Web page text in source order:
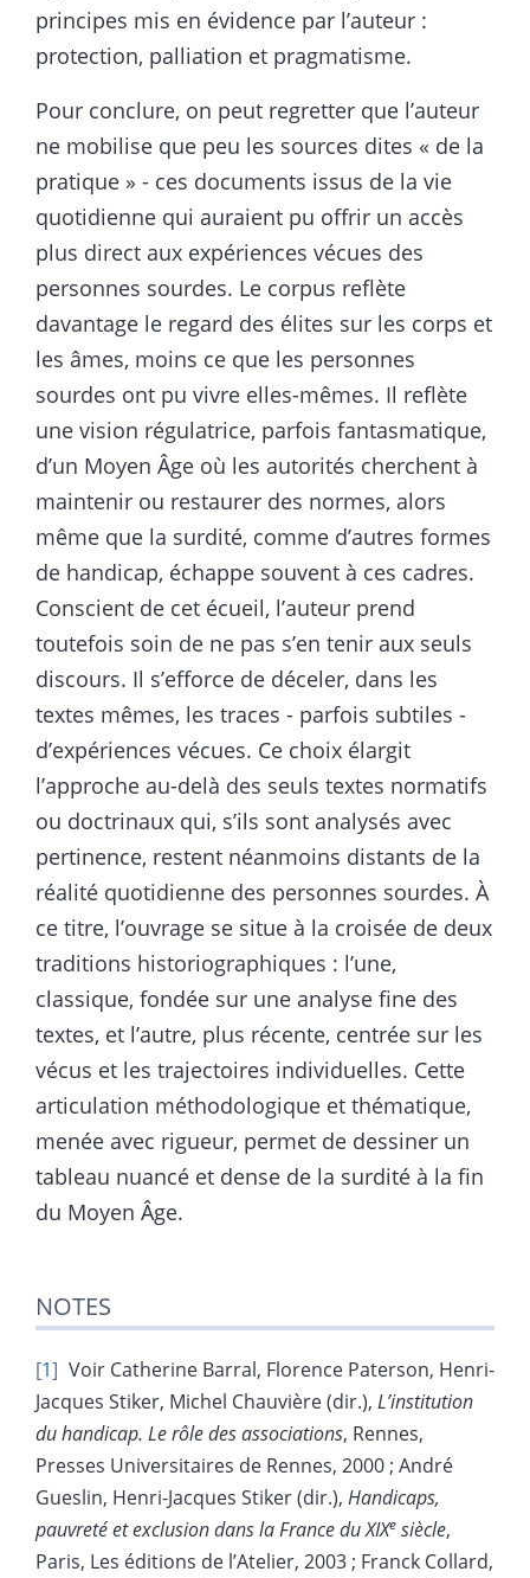
principes mis en évidence par l’auteur :
protection, palliation et pragmatisme.
Pour conclure, on peut regretter que l’auteur
ne mobilise que peu les sources dites « de la
pratique » - ces documents issus de la vie
quotidienne qui auraient pu offrir un accès
plus direct aux expériences vécues des
personnes sourdes. Le corpus reflète
davantage le regard des élites sur les corps et
les âmes, moins ce que les personnes
sourdes ont pu vivre elles-mêmes. Il reflète
une vision régulatrice, parfois fantasmatique,
d’un Moyen Âge où les autorités cherchent à
maintenir ou restaurer des normes, alors
même que la surdité, comme d’autres formes
de handicap, échappe souvent à ces cadres.
Conscient de cet écueil, l’auteur prend
toutefois soin de ne pas s’en tenir aux seuls
discours. Il s’efforce de déceler, dans les
textes mêmes, les traces - parfois subtiles -
d’expériences vécues. Ce choix élargit
l’approche au-delà des seuls textes normatifs
ou doctrinaux qui, s’ils sont analysés avec
pertinence, restent néanmoins distants de la
réalité quotidienne des personnes sourdes. À
ce titre, l’ouvrage se situe à la croisée de deux
traditions historiographiques : l’une,
classique, fondée sur une analyse fine des
textes, et l’autre, plus récente, centrée sur les
vécus et les trajectoires individuelles. Cette
articulation méthodologique et thématique,
menée avec rigueur, permet de dessiner un
tableau nuancé et dense de la surdité à la fin
du Moyen Âge.
NOTES
1
Voir Catherine Barral, Florence Paterson, Henri-
Jacques Stiker, Michel Chauvière (dir.), L’institution
du handicap. Le rôle des associations, Rennes,
Presses Universitaires de Rennes, 2000 ; André
Gueslin, Henri-Jacques Stiker (dir.), Handicaps,
pauvreté et exclusion dans la France du XIXe siècle,
Paris, Les éditions de l’Atelier, 2003 ; Franck Collard,